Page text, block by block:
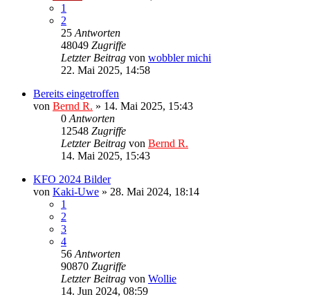
1
2
25 Antworten
48049 Zugriffe
Letzter Beitrag von wobbler michi
22. Mai 2025, 14:58
Bereits eingetroffen
von Bernd R. » 14. Mai 2025, 15:43
0 Antworten
12548 Zugriffe
Letzter Beitrag von Bernd R.
14. Mai 2025, 15:43
KFO 2024 Bilder
von Kaki-Uwe » 28. Mai 2024, 18:14
1
2
3
4
56 Antworten
90870 Zugriffe
Letzter Beitrag von Wollie
14. Jun 2024, 08:59